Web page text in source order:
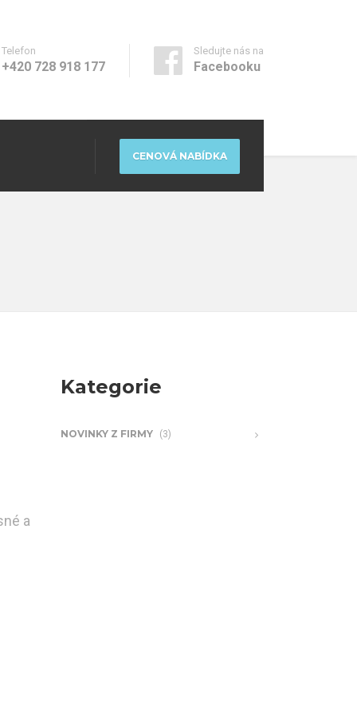
CENOVÁ NABÍDKA
Telefon
+420 728 918 177
Sledujte nás na
Facebooku
a
Kategorie
NOVINKY Z FIRMY (3)